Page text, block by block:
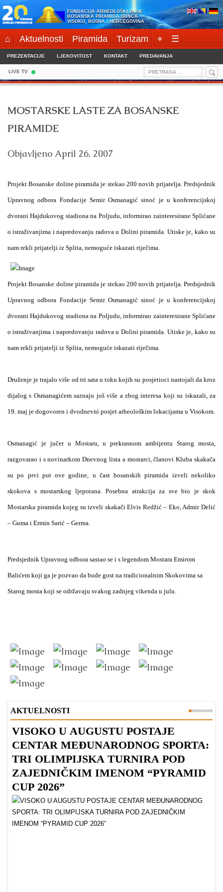
Skip
to
content
FONDACIJA ARHEOLOŠKI PARK:
BOSANSKA PIRAMIDA SUNCA
VISOKO, BOSNA I HERCEGOVINA
⌂ Aktuelnosti Piramida Turizam ⌖ ☰
PREZENTACIJE LJEKOVITOST KONTAKT PREDAVANJA
LIVE TV
Search
for:
MOSTARSKE LASTE ZA BOSANSKE
PIRAMIDE
Objavljeno April 26, 2007
Projekt Bosanske doline piramida je stekao 200 novih prijatelja. Predsjednik
Upravnog odbora Fondacije Semir Osmanagić sinoć je u konferencijskoj
dvorani Hajdukovog stadiona na Poljudu, informirao zainteresirane Splićane
o istraživanjima i napredovanju radova u Dolini piramida. Utiske je, kako su
nam rekli prijatelji iz Splita, nemoguće iskazati riječima.
Projekt Bosanske doline piramida je stekao 200 novih prijatelja. Predsjednik
Upravnog odbora Fondacije Semir Osmanagić sinoć je u konferencijskoj
dvorani Hajdukovog stadiona na Poljudu, informirao zainteresirane Splićane
o istraživanjima i napredovanju radova u Dolini piramida. Utiske je, kako su
nam rekli prijatelji iz Splita, nemoguće iskazati riječima.
Druženje je trajalo više od tri sata u toku kojih su posjetioci nastojali da kroz
dijalog s Osmanagićem saznaju još više a zbog interesa koji su iskazali, za
19. maj je dogovoren i dvodnevni posjet arheološkim lokacijama u Visokom.
Osmanagić je jučer u Mostaru, u prekrasnom ambijentu Starog mosta,
razgovarao i s novinarkom Dnevnog lista a mostarci, članovi Kluba skakača
su po prvi put ove godine, u čast bosanskih piramida izveli nekoliko
skokova s mostarskog ljepotana. Posebna atrakcija za sve bio je skok
Mostarska piramida kojeg su izveli skakači Elvis Redžić – Eko, Admir Delić
– Guma i Ermin Sarić – Germa.
Predsjednik Upravnog odbora sastao se i s legendom Mostara Emirom
Balićem koji ga je pozvao da bude gost na tradicionalnim Skokovima sa
Starog mosta koji se održavaju svakog zadnjeg vikenda u julu.
AKTUELNOSTI
VISOKO U AUGUSTU POSTAJE
CENTAR MEĐUNARODNOG SPORTA:
TRI OLIMPIJSKA TURNIRA POD
ZAJEDNIČKIM IMENOM “PYRAMID
CUP 2026”